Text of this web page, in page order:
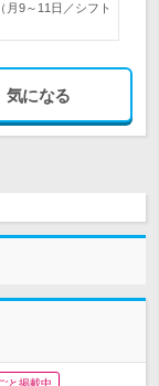
月9～11日／シフト
気になる
と掲載中